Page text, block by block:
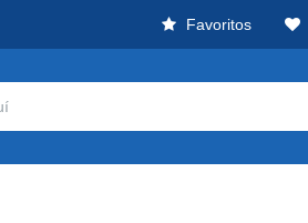
Favoritos